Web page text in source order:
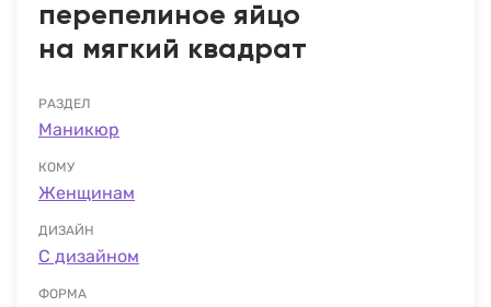
перепелиное яйцо
на мягкий квадрат
РАЗДЕЛ
Маникюр
КОМУ
Женщинам
ДИЗАЙН
С дизайном
ФОРМА